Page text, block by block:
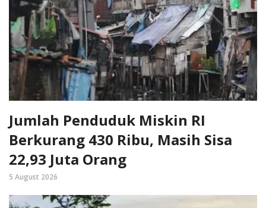
Jumlah Penduduk Miskin RI
Berkurang 430 Ribu, Masih Sisa
22,93 Juta Orang
5 August 2026